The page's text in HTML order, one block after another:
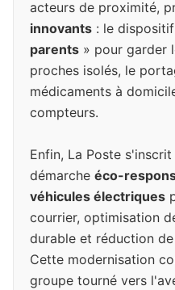
acteurs de proximité,
innovants : le
parents » pour garder
proches isolés, le
médicaments à
compteurs.
Enfin, La Poste
démarche éco-
véhicules électriques
courrier, optimisation
durable et réduction
Cette modernisation
groupe tourné vers